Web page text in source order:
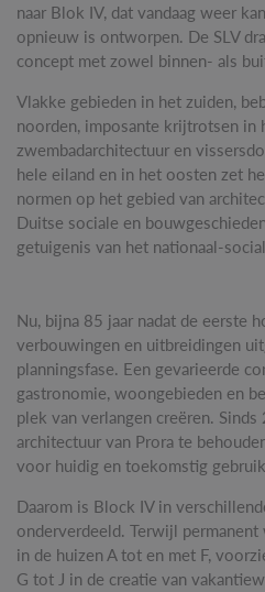
naar Blok IV, dat vandaag weer
opnieuw is ontworpen. De SLV
concept met zowel binnen- als
Vlakke gebieden in het zuiden,
noorden, imposante krijtrotsen in
zwembadarchitectuur en
hele eiland en in het oosten zet
normen op het gebied van
Duitse sociale en
getuigenis van het nationaal-
Nu, bijna 85 jaar nadat de eerste
verbouwingen en uitbreidingen
planningsfase. Een gevarieerde
gastronomie, woongebieden en
plek van verlangen creëren.
architectuur van Prora te
voor huidig ​​en toekomstig
Daarom is Block IV in
onderverdeeld. Terwijl
in de huizen A tot en met F,
G tot J in de creatie van